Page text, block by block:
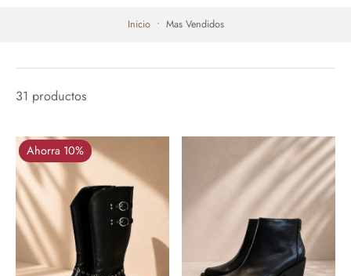
Inicio • Mas Vendidos
31 productos
Ahorra 10%